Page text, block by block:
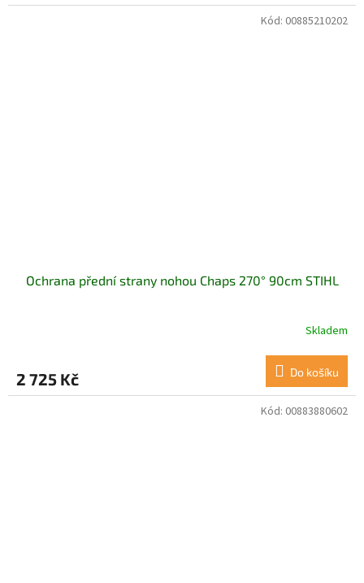
Ochrana přední strany nohou Chaps 270° 90cm STIHL
Skladem
2 725 Kč Do košíku
Kód: 00885210202
Kód: 00883880602